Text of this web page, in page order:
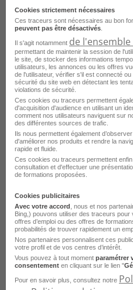
Voir plus
Emploi Mécanicien poids
Emploi Peintre en
Emploi Carrossier Toulouse
Emploi Vendeur
Emploi Carrossier tôlier
Emploi Technicien
Emploi Dépanneur
Emploi Mécanicien service
Emploi Mécanicien de
Consultez les
métier
d'autres villes
Emploi Mécanicien moto
Emploi Mécanicien moto
Emploi Mécanicien moto
Cookies strictement nécessaires
Ces traceurs sont nécessaires au bon
peuvent pas être désactivés
Il s'agit notamment de
permettant de maintenir la session de
le site, de stocker des informations
utilisateurs, les annonces ou les offres
de l'utilisateur, vérifier s'il est connecté
sécurité du site web en détectant les
violations de sécurité.
Ces cookies ou traceurs permettent
d'acquisition d'audience en utilisant un
comment nos utilisateurs naviguent sur
des différentes sources de trafic.
Ils nous permettent également
d'améliorer nos produits et rendre la
rapide et fluide.
Ces cookies ou traceurs permettent
consultation et d'effectuer une
de formations proposées.
Cookies publicitaires
Avec votre accord , nous et nos
Bing,) pouvons utiliser des traceurs
offres d’emploi ou des offres de
probabilités de trouver rapidement un
Nos partenaires personnalisent ces
votre profil et de vos centres d’intérêt.
Vous pouvez à tout moment paramétrer
consentement en cliquant sur le lien "
Pour en savoir plus, consultez notre